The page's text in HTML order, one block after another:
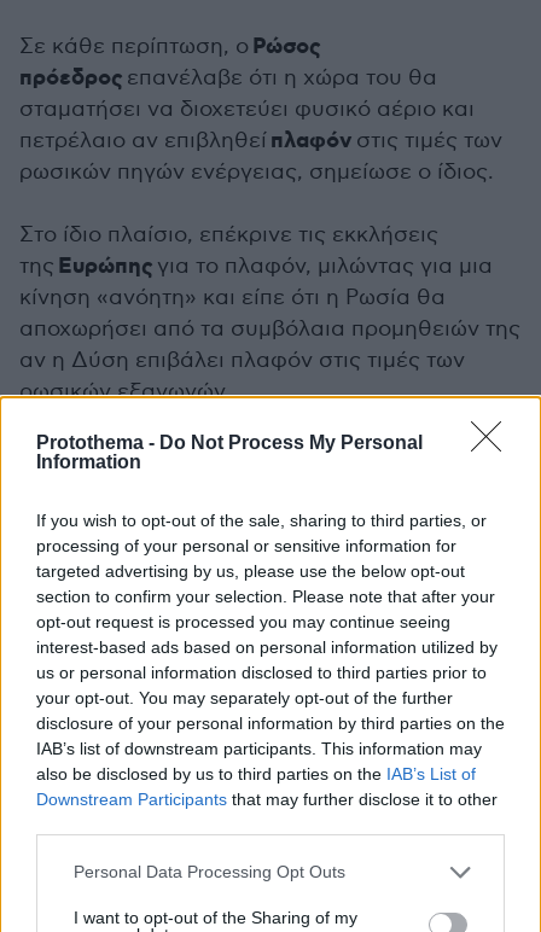
Protothema - Do Not Process My Personal
Information
If you wish to opt-out of the sale, sharing to third parties, or
processing of your personal or sensitive information for
targeted advertising by us, please use the below opt-out
section to confirm your selection. Please note that after your
opt-out request is processed you may continue seeing
interest-based ads based on personal information utilized by
us or personal information disclosed to third parties prior to
your opt-out. You may separately opt-out of the further
disclosure of your personal information by third parties on the
IAB’s list of downstream participants. This information may
also be disclosed by us to third parties on the IAB’s List of
Downstream Participants that may further disclose it to other
Please note that this website/app uses one or more Google
not limited to your visit or usage behaviour. You may click to
Personal Data Processing Opt Outs
I want to opt-out of the Sharing of my
Σε κάθε περίπτωση, οΡώσος
πρόεδρος επανέλαβε ότι η χώρα του θα
σταματήσει να διοχετεύει φυσικό αέριο και
πετρέλαιο αν επιβληθείπλαφόν στις τιμές των
ρωσικών πηγών ενέργειας, σημείωσε ο ίδιος.
Στο ίδιο πλαίσιο, επέκρινε τις εκκλήσεις
της Ευρώπης για το πλαφόν, μιλώντας για μια
κίνηση «ανόητη» και είπε ότι η Ρωσία θα
αποχωρήσει από τα συμβόλαια προμηθειών της
αν η Δύση επιβάλει πλαφόν στις τιμές των
ρωσικών εξαγωγών.
Πλεόνασμα 24,5 δισεκατομμύρια δολάρια
Η Μόσχα δεν θα έχει πρόβλημα να πουλάει
ανά τον κόσμο τις τεράστιες ενεργειακές
πηγές της παρά τις δυτικές κυρώσεις,
επισήμανε ο Ρώσος πρόεδρος, υποστηρίζοντας
ότι η επιβολή πλαφόν θα οδηγούσε σε
αυξήσεις τιμών και ότι η παγκόσμια ζήτηση
ρωσικής ενέργειας είναι μεγάλη.
Σημείωσε δε ότι η Ρωσία έχει συμφωνήσει σε
όλες τις βασικές παραμέτρους για την πώληση
φυσικού αερίου στην Κίνα μέσω